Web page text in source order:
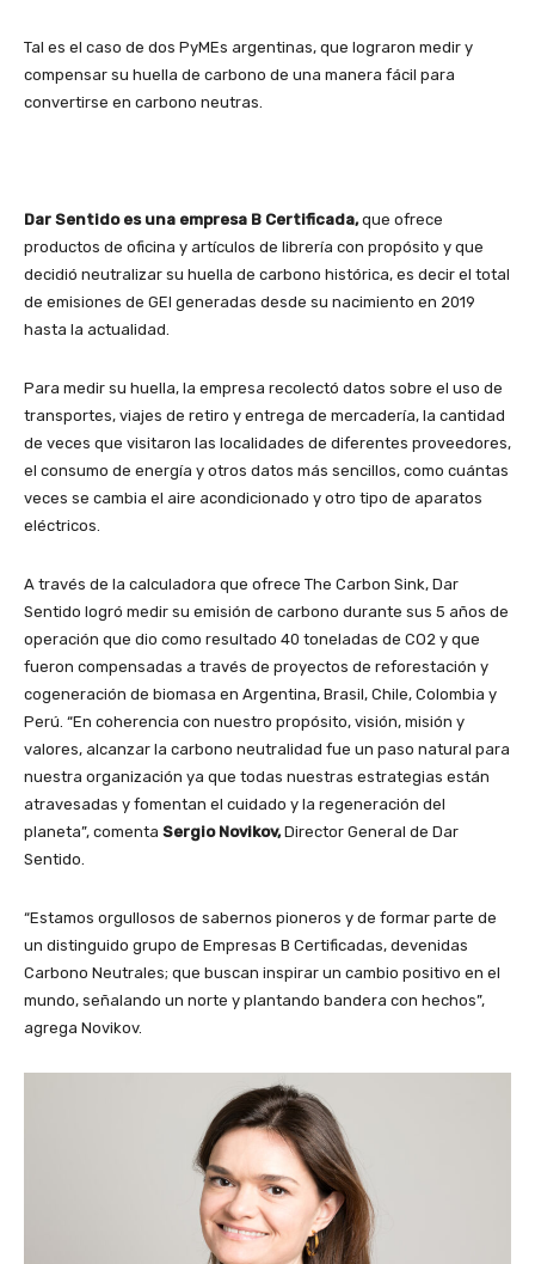
Tal es el caso de dos PyMEs argentinas, que lograron medir y
compensar su huella de carbono de una manera fácil para
convertirse en carbono neutras.
Dar Sentido es una empresa B Certificada,que ofrece
productos de oficina y artículos de librería con propósito y que
decidió neutralizar su huella de carbono histórica, es decir el total
de emisiones de GEI generadas desde su nacimiento en 2019
hasta la actualidad.
Para medir su huella, la empresa recolectó datos sobre el uso de
transportes, viajes de retiro y entrega de mercadería, la cantidad
de veces que visitaron las localidades de diferentes proveedores,
el consumo de energía y otros datos más sencillos, como cuántas
veces se cambia el aire acondicionado y otro tipo de aparatos
eléctricos.
A través de la calculadora que ofrece The Carbon Sink, Dar
Sentido logró medir su emisión de carbono durante sus 5 años de
operación que dio como resultado 40 toneladas de CO2 y que
fueron compensadas a través de proyectos de reforestación y
cogeneración de biomasa en Argentina, Brasil, Chile, Colombia y
Perú. “En coherencia con nuestro propósito, visión, misión y
valores, alcanzar la carbono neutralidad fue un paso natural para
nuestra organización ya que todas nuestras estrategias están
atravesadas y fomentan el cuidado y la regeneración del
planeta”, comenta Sergio Novikov,Director General de Dar
Sentido.
“Estamos orgullosos de sabernos pioneros y de formar parte de
un distinguido grupo de Empresas B Certificadas, devenidas
Carbono Neutrales; que buscan inspirar un cambio positivo en el
mundo, señalando un norte y plantando bandera con hechos”,
agrega Novikov.